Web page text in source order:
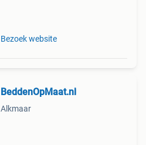
Bezoek website
BeddenOpMaat.nl
Alkmaar